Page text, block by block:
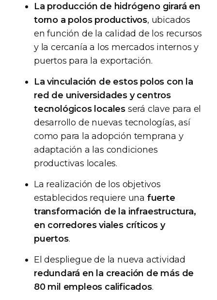
La producción de hidrógeno girará en
torno a polos productivos, ubicados
en función de la calidad de los recursos
y la cercanía a los mercados internos y
puertos para la exportación.
La vinculación de estos polos con la
red de universidades y centros
tecnológicos locales será clave para el
desarrollo de nuevas tecnologías, así
como para la adopción temprana y
adaptación a las condiciones
productivas locales.
La realización de los objetivos
establecidos requiere una fuerte
transformación de la infraestructura,
en corredores viales críticos y
puertos.
El despliegue de la nueva actividad
redundará en la creación de más de
80 mil empleos calificados.